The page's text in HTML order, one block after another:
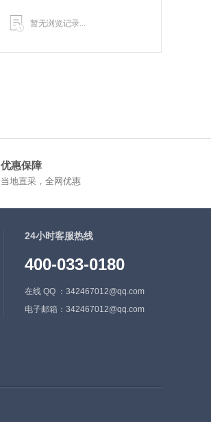
南北最长105﹒7公里，面积4721平方公
里，县城海拔1800米。
暂无浏览记录...
优惠保障
当地直采，全网优惠
24小时客服热线
400-033-0180
在线 QQ ：342467012@qq.com
电子邮箱：342467012@qq.com